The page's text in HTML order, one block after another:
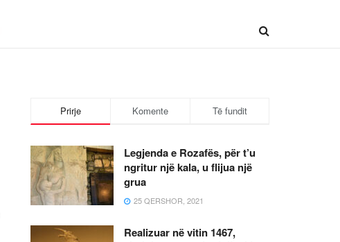
Prirje Komente Të fundit
Legjenda e Rozafës, për t’u
ngritur një kala, u flijua një
grua
25 QERSHOR, 2021
Realizuar në vitin 1467,